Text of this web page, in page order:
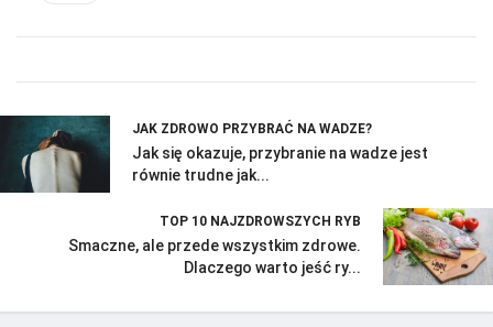
JAK ZDROWO PRZYBRAĆ NA WADZE?
Jak się okazuje, przybranie na wadze jest
równie trudne jak...
TOP 10 NAJZDROWSZYCH RYB
Smaczne, ale przede wszystkim zdrowe.
Dlaczego warto jeść ry...